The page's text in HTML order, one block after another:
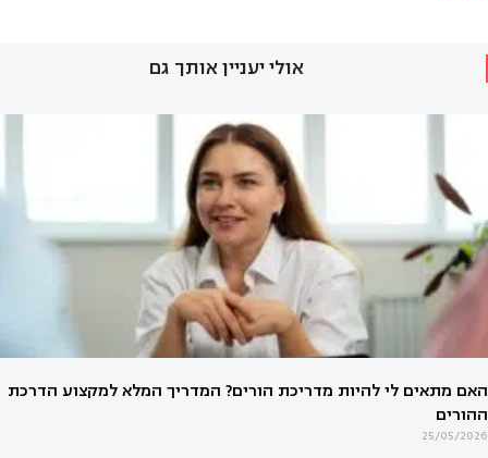
אולי יעניין אותך גם
25/05/2026